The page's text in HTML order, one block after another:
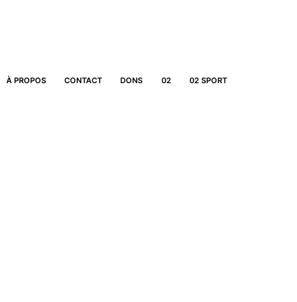
À PROPOS CONTACT DONS 02 02 SPORT